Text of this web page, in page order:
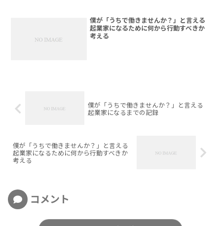
僕が「うちで働きませんか？」と言える
起業家になるために何から行動すべきか
考える
僕が「うちで働きませんか？」と言える
起業家になるまでの記録
僕が「うちで働きませんか？」と言える
起業家になるために何から行動すべきか
考える
コメント